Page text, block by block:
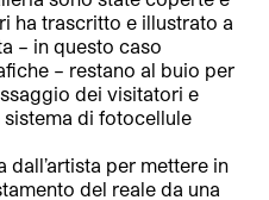
ha trascritto e illustrato a
– in questo caso
– restano al buio per
dei visitatori e
sistema di fotocellule
per mettere in
del reale da una